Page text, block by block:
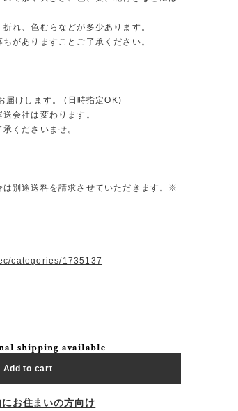
れ、色むらなどが多少あります。
がありますことご了承ください。
届けします。 (日時指定OK)
会社は変わります。
くださいませ。
別途送料を請求させていただきます。※
categories/1735137
shipping available
Add to cart
にお住まいの方向け